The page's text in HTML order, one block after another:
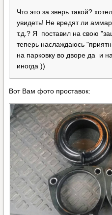
Что это за зверь такой?
увидеть! Не вредят ли
т.д.? Я поставил на свою
теперь наслаждаюсь
на парковку во дворе да и
иногда ))
Вот Вам фото проставок: